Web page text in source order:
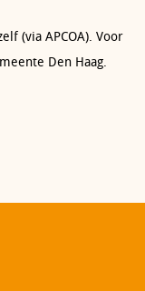
(via APCOA). Voor
Den Haag.